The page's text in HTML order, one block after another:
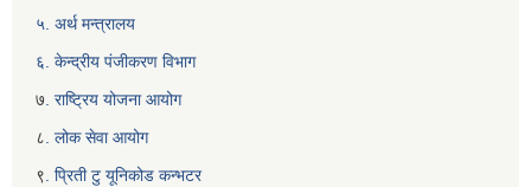
५. अर्थ मन्त्रालय
६. केन्द्रीय पंजीकरण विभाग
७. राष्ट्रिय योजना आयोग
८. लोक सेवा आयोग
९. प्रिती टु यूनिकोड कन्भटर